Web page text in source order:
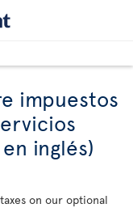
impuestos
inglés)
on our optional